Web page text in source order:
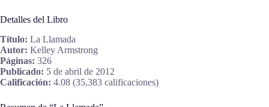
Detalles del Libro
Título: La Llamada
Autor: Kelley Armstrong
Páginas: 326
Publicado: 5 de abril de 2012
Calificación: 4.08 (35,383 calificaciones)